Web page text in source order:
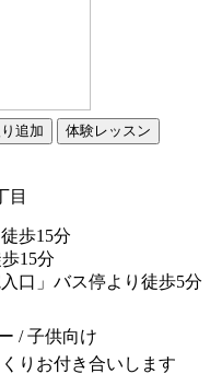
目
歩15分
15分
口」バス停より徒歩5分
/ 子供向け
りお付き合いします